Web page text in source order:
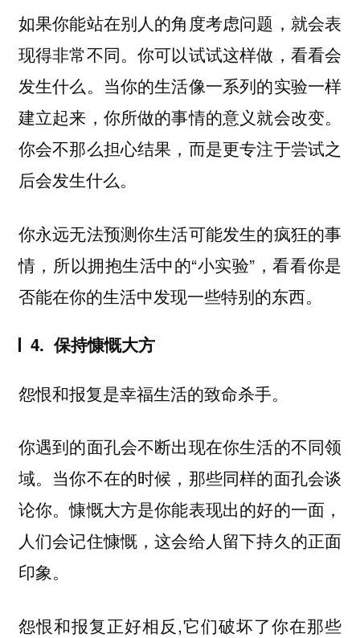
如果你能站在别人的角度考虑问题，就会表
现得非常不同。你可以试试这样做，看看会
发生什么。当你的生活像一系列的实验一样
建立起来，你所做的事情的意义就会改变。
你会不那么担心结果，而是更专注于尝试之
后会发生什么。
你永远无法预测你生活可能发生的疯狂的事
情，所以拥抱生活中的“小实验”，看看你是
否能在你的生活中发现一些特别的东西。
4. 保持慷慨大方
怨恨和报复是幸福生活的致命杀手。
你遇到的面孔会不断出现在你生活的不同领
域。当你不在的时候，那些同样的面孔会谈
论你。慷慨大方是你能表现出的好的一面，
人们会记住慷慨，这会给人留下持久的正面
印象。
怨恨和报复正好相反,它们破坏了你在那些